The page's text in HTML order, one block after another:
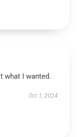
what I wanted.
Oct 1, 2024